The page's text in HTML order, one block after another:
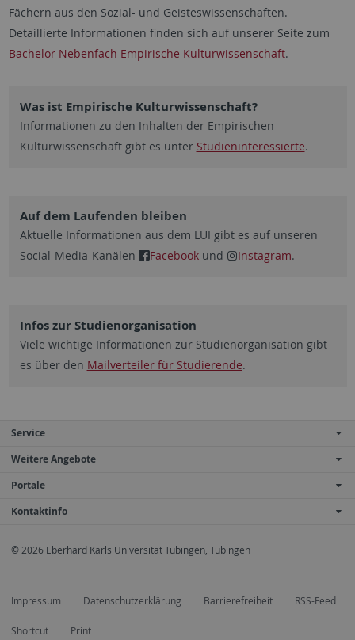
Fächern aus den Sozial- und Geisteswissenschaften.
Detaillierte Informationen finden sich auf unserer Seite zum
Bachelor Nebenfach Empirische Kulturwissenschaft.
Was ist Empirische Kulturwissenschaft?
Informationen zu den Inhalten der Empirischen
Kulturwissenschaft gibt es unter Studieninteressierte.
Auf dem Laufenden bleiben
Aktuelle Informationen aus dem LUI gibt es auf unseren
Social-Media-Kanälen
Facebookund Instagram.
Infos zur Studienorganisation
Viele wichtige Informationen zur Studienorganisation gibt
es über den Mailverteiler für Studierende.
Service
Weitere Angebote
Portale
Kontaktinfo
© 2026 Eberhard Karls Universität Tübingen, Tübingen
Impressum Datenschutzerklärung Barrierefreiheit RSS-Feed
Shortcut Print